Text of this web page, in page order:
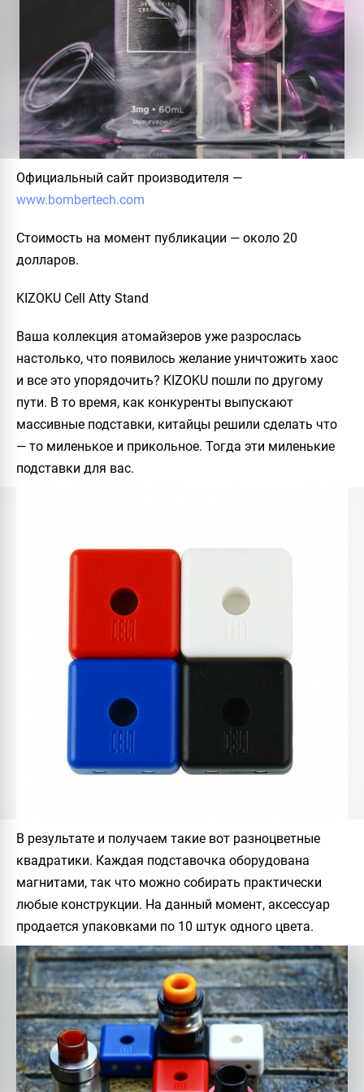
Официальный сайт производителя —
www.bombertech.com
Стоимость на момент публикации — около 20
долларов.
KIZOKU Cell Atty Stand
Ваша коллекция атомайзеров уже разрослась
настолько, что появилось желание уничтожить хаос
и все это упорядочить? KIZOKU пошли по другому
пути. В то время, как конкуренты выпускают
массивные подставки, китайцы решили сделать что
— то миленькое и прикольное. Тогда эти миленькие
подставки для вас.
В результате и получаем такие вот разноцветные
квадратики. Каждая подставочка оборудована
магнитами, так что можно собирать практически
любые конструкции. На данный момент, аксессуар
продается упаковками по 10 штук одного цвета.